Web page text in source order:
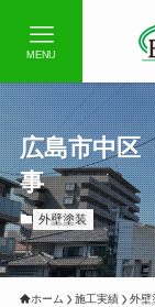
MENU
広島市中
事
外壁塗装
ホーム 施工実績 外壁